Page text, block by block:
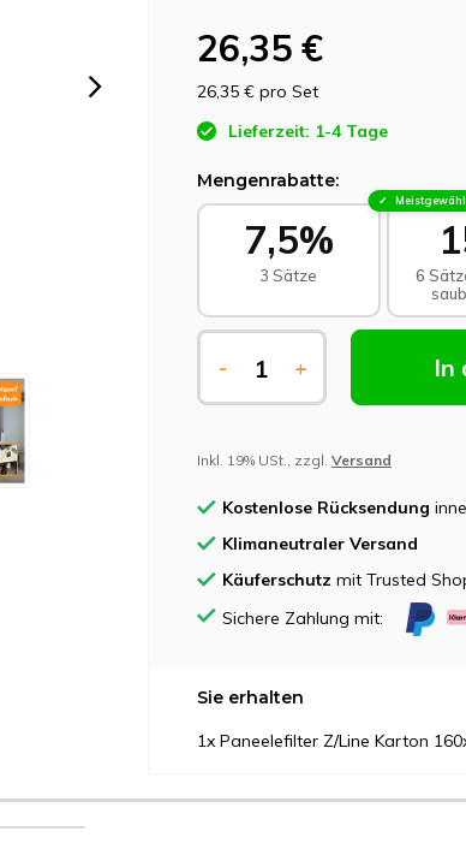
26,35 €
26,35 € pro Set
Lieferzeit: 1-4 Tage
Mengenrabatte:
7,5%
3 Sätze
6
- + In
Inkl. 19% USt., zzgl. Versand
Kostenlose Rücksendung
Klimaneutraler Versand
Käuferschutz mit Trusted
Sichere Zahlung mit:
Sie erhalten
1x Paneelefilter Z/Line Karton